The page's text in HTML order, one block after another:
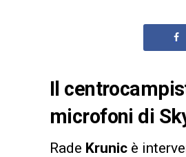
Il
microfoni di
Rade Krunic è